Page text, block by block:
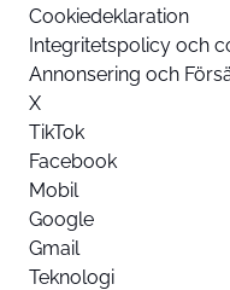
Cookiedeklaration
Integritetspolicy och
Annonsering och
X
TikTok
Facebook
Mobil
Google
Gmail
Teknologi